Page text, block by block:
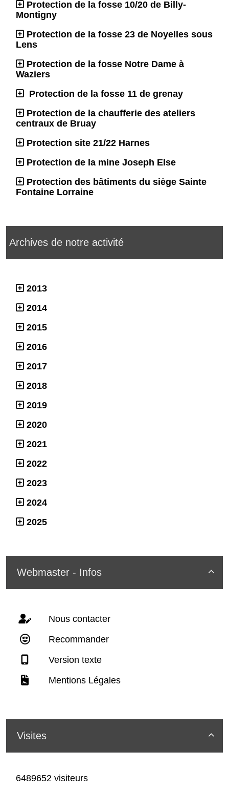
Protection de la fosse 10/20 de Billy-
Montigny
Protection de la fosse 23 de Noyelles sous
Lens
Protection de la fosse Notre Dame à
Waziers
Protection de la fosse 11 de grenay
Protection de la chaufferie des ateliers
centraux de Bruay
Protection site 21/22 Harnes
Protection de la mine Joseph Else
Protection des bâtiments du siège Sainte
Fontaine Lorraine
Archives de notre activité
2013
2014
2015
2016
2017
2018
2019
2020
2021
2022
2023
2024
2025

Webmaster - Infos
Nous contacter
Recommander
Version texte
Mentions Légales

Visites
6489652 visiteurs